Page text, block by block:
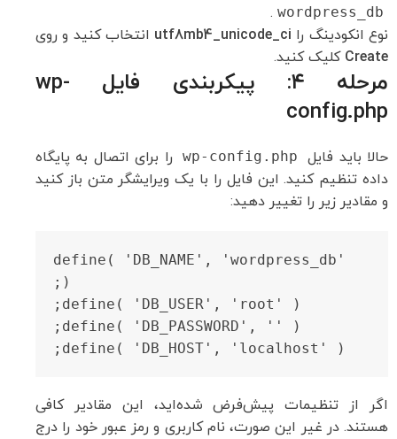
wordpress_db
.
نوع انکودینگ را utf8mb4_unicode_ci انتخاب کنید و روی
Create کلیک کنید.
مرحله ۴: پیکربندی فایل wp-
config.php
حالا باید فایل wp-config.php
را برای اتصال به پایگاه
داده تنظیم کنید. این فایل را با یک ویرایشگر متن باز کنید
و مقادیر زیر را تغییر دهید:
define( 'DB_NAME', 'wordpress_db'
define( 'DB_HOST', 'localhost' );
اگر از تنظیمات پیش‌فرض شده‌اید، این مقادیر کافی
هستند. در غیر این صورت، نام کاربری و رمز عبور خود را درج